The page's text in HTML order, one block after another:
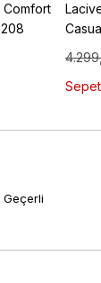
Comfort
Geçerli